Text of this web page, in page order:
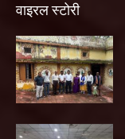
वाइरल स्टोरी